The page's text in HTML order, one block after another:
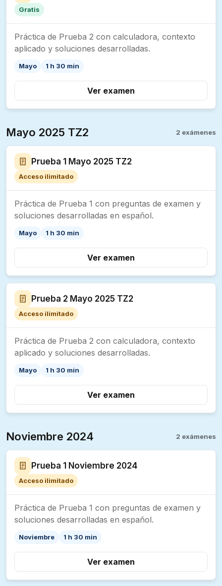
Gratis
Práctica de Prueba 2 con calculadora, contexto
aplicado y soluciones desarrolladas.
Mayo 1 h 30 min
Ver examen
Mayo 2025 TZ2 2 exámenes
Prueba 1 Mayo 2025 TZ2
Acceso ilimitado
Práctica de Prueba 1 con preguntas de examen y
soluciones desarrolladas en español.
Mayo 1 h 30 min
Ver examen
Prueba 2 Mayo 2025 TZ2
Acceso ilimitado
Práctica de Prueba 2 con calculadora, contexto
aplicado y soluciones desarrolladas.
Mayo 1 h 30 min
Ver examen
Noviembre 2024 2 exámenes
Prueba 1 Noviembre 2024
Acceso ilimitado
Práctica de Prueba 1 con preguntas de examen y
soluciones desarrolladas en español.
Noviembre 1 h 30 min
Ver examen